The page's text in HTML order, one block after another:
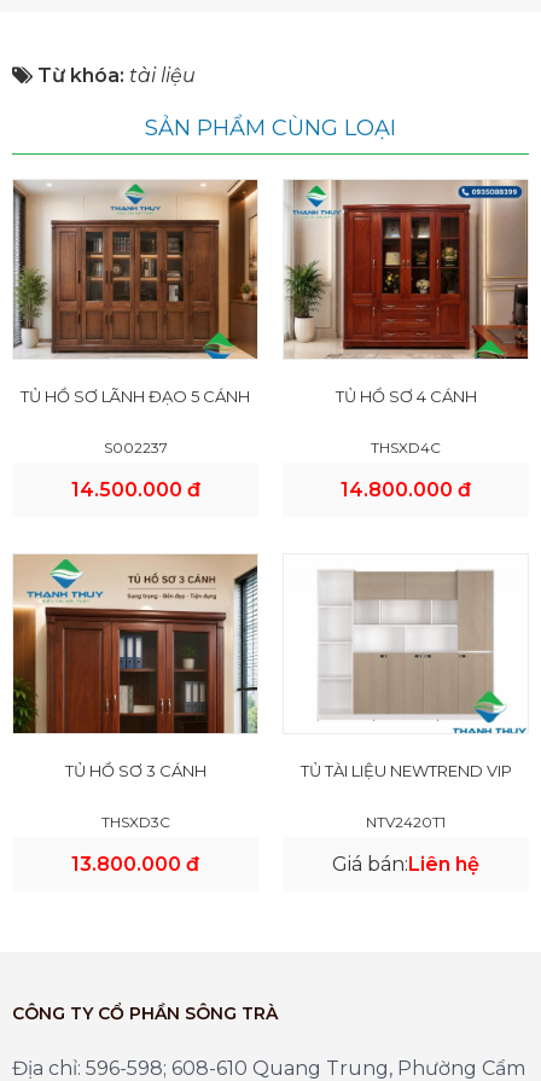
Từ khóa: tài liệu
SẢN PHẨM CÙNG LOẠI
TỦ HỒ SƠ LÃNH ĐẠO 5 CÁNH
S002237
14.500.000 đ
TỦ HỒ SƠ 4 CÁNH
THSXD4C
14.800.000 đ
TỦ HỒ SƠ 3 CÁNH
THSXD3C
13.800.000 đ
TỦ TÀI LIỆU NEWTREND VIP
NTV2420T1
Giá bán:Liên hệ
CÔNG TY CỔ PHẦN SÔNG TRÀ
Địa chỉ: 596-598; 608-610 Quang Trung, Phường Cẩm